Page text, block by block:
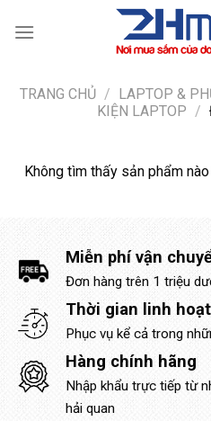
qua
TRANG CHỦ / LAPTOP &
KIỆN LAPTOP /
Không tìm thấy sản phẩm
Miễn phí vận
Đơn hàng trên 1 triệu
Thời gian linh hoạt
Phục vụ kể cả trong
Hàng chính hãng
Nhập khẩu trực tiếp từ
hải quan